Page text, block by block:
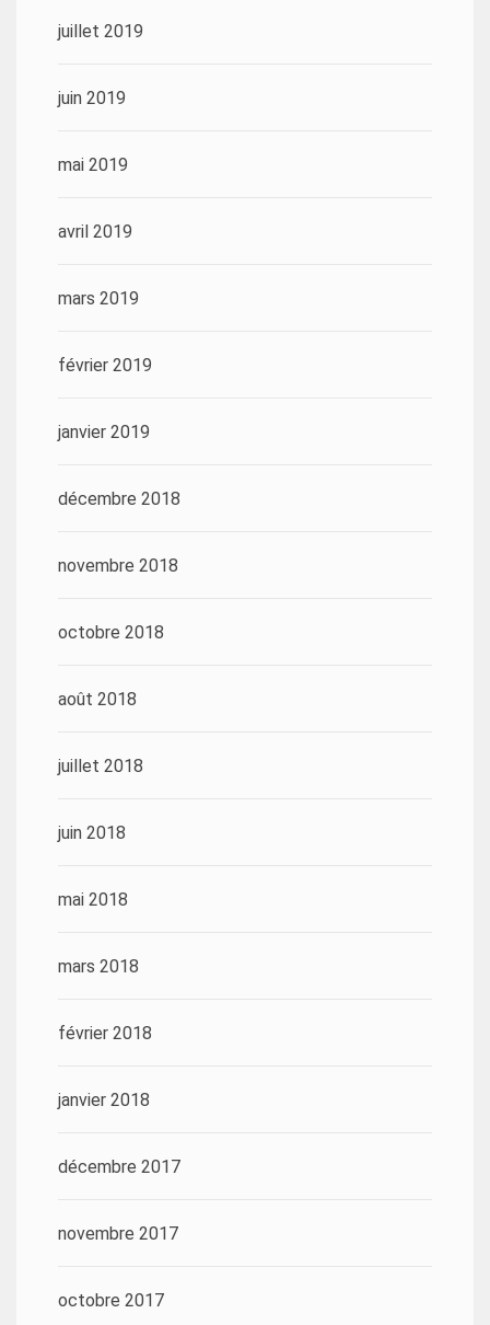
juillet 2019
juin 2019
mai 2019
avril 2019
mars 2019
février 2019
janvier 2019
décembre 2018
novembre 2018
octobre 2018
août 2018
juillet 2018
juin 2018
mai 2018
mars 2018
février 2018
janvier 2018
décembre 2017
novembre 2017
octobre 2017